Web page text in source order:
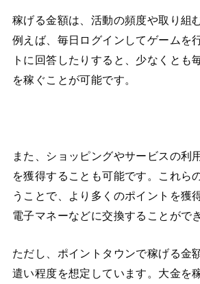
稼げる金額は、活動の頻度や取り組
例えば、毎日ログインしてゲームを
トに回答したりすると、少なくとも
を稼ぐことが可能です。
また、ショッピングやサービスの利
を獲得することも可能です。これら
うことで、より多くのポイントを獲
電子マネーなどに交換することがで
ただし、ポイントタウンで稼げる金
遣い程度を想定しています。大金を